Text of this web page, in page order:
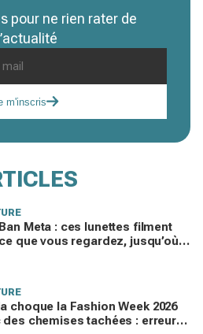
pour ne rien rater de
l’actualité
m'inscris
Meta : ces lunettes filment
que vous regardez, jusqu’où
choque la Fashion Week 2026
des chemises tachées : erreur